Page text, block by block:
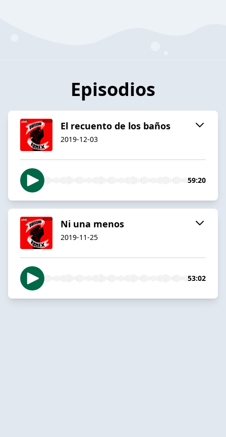
Episodios
El recuento de los baños
2019-12-03
59:20
Ni una menos
2019-11-25
53:02